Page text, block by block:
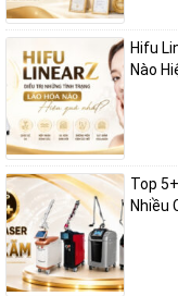
lại hiệu quả lâu dài mà
Hỗ trợ giảm mỡ và
Bên cạnh ứng dụng
dụng hiệu quả trong các
đùi, bắp tay hoặc vùng
năng lượng siêu âm có
phá vỡ các tế bào mỡ
thể.
Đồng thời, cơ chế sinh
Hifu
Nào
Top
Nhiều